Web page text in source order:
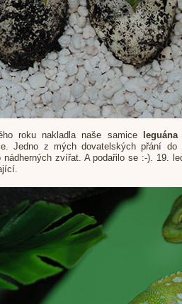
roku nakladla naše samice
Jedno z mých dovatelských přání do
nádherných zvířat. A podařilo se :-). 19.